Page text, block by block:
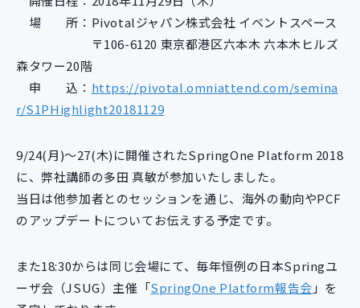
導入事例
イベント・セミナー
ニュース
Contact
場 所：Pivotalジャパン株式会社 イベントスペース
〒106-6120 東京都港区六本木 六本木ヒルズ
森タワー20階
申 込： https://pivotal.omniattend.com/semina
r/S1PHighlight20181129
9/24(月)～27(木)に開催されたSpringOne Platform 2018
に、弊社講師の多田 真敏が参加いたしました。
当日は他参加者とのセッションを通じ、海外の動向やPCF
のアップデートについてお伝えする予定です。
また18:30からは同じ会場にて、毎年恒例の日本Springユ
ーザ会（JSUG）主催「SpringOne Platform報告会 」を